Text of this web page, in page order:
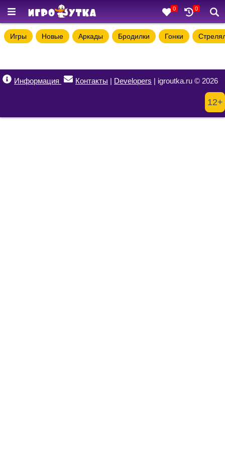
0 0
Игры Новые Аркады Бродилки Гонки
Информация Контакты | Developers | igroutka.ru © 2026
12+